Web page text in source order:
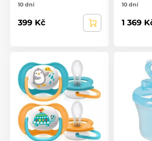
10 dní
399 Kč
10 dní
1 369